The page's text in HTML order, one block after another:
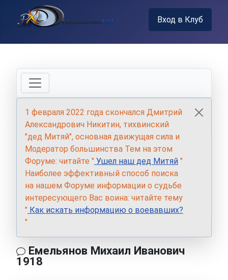
Вход в Клуб
1 февраля 2022 года скончался Дмитрий
Александрович Никитин, тихвинский
"дед Митяй", основная движущая сила и
Модератор большинства Тем на этом
Форуме: читайте " Ушел наш дед Митяй "
Наиболее эффективный способ поиска
на нашем Форуме информации о судьбе
интересующего Вас воина: читайте тему
" Как искать информацию о воевавших?
"
Емельянов Михаил Иванович
1918